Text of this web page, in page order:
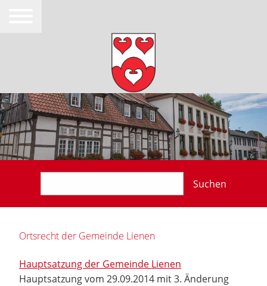
Suchen
Ortsrecht der Gemeinde Lienen
Hauptsatzung der Gemeinde Lienen
Hauptsatzung vom 29.09.2014 mit 3. Änderung